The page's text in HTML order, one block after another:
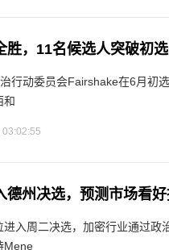
，11名候选人突破初
行动委员会Fairshake在6月初
和
德州决选，预测市场看
入周二决选，加密行业通过政
Mene